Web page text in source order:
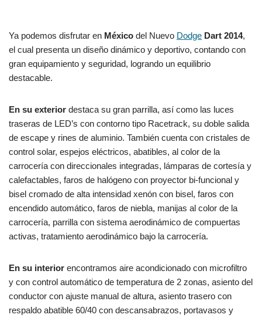
Ya podemos disfrutar en México del Nuevo Dodge Dart 2014,
el cual presenta un diseño dinámico y deportivo, contando con
gran equipamiento y seguridad, logrando un equilibrio
destacable.
En su exterior destaca su gran parrilla, así como las luces
traseras de LED’s con contorno tipo Racetrack, su doble salida
de escape y rines de aluminio. También cuenta con cristales de
control solar, espejos eléctricos, abatibles, al color de la
carrocería con direccionales integradas, lámparas de cortesía y
calefactables, faros de halógeno con proyector bi-funcional y
bisel cromado de alta intensidad xenón con bisel, faros con
encendido automático, faros de niebla, manijas al color de la
carrocería, parrilla con sistema aerodinámico de compuertas
activas, tratamiento aerodinámico bajo la carrocería.
En su interior encontramos aire acondicionado con microfiltro
y con control automático de temperatura de 2 zonas, asiento del
conductor con ajuste manual de altura, asiento trasero con
respaldo abatible 60/40 con descansabrazos, portavasos y